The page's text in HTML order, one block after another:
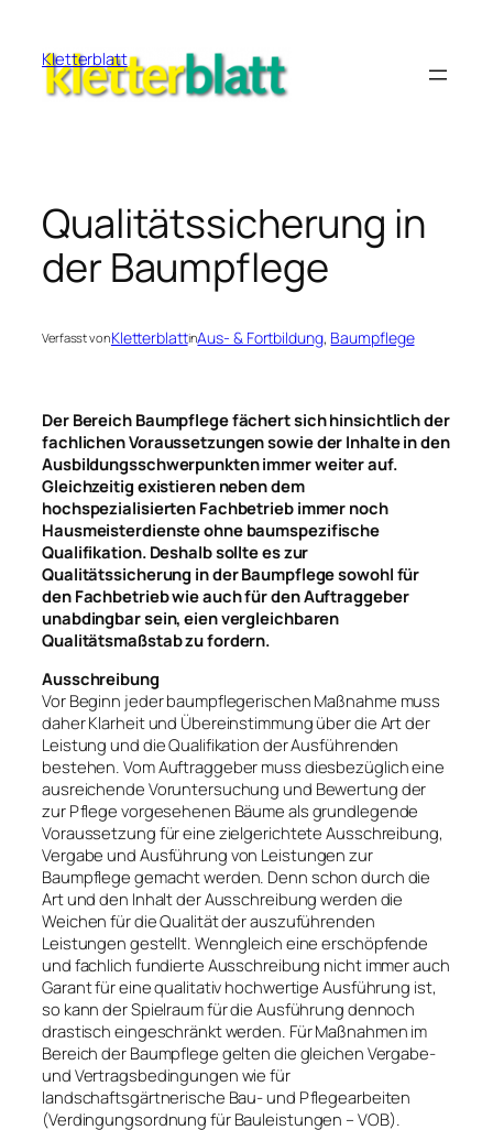
Inhalt
springen
Kletterblatt
Qualitätssicherung in
der Baumpflege
Verfasst vonKletterblattinAus- & Fortbildung, Baumpflege
Der Bereich Baumpflege fächert sich hinsichtlich der
fachlichen Voraussetzungen sowie der Inhalte in den
Ausbildungsschwerpunkten immer weiter auf.
Gleichzeitig existieren neben dem
hochspezialisierten Fachbetrieb immer noch
Hausmeisterdienste ohne baumspezifische
Qualifikation. Deshalb sollte es zur
Qualitätssicherung in der Baumpflege sowohl für
den Fachbetrieb wie auch für den Auftraggeber
unabdingbar sein, eien vergleichbaren
Qualitätsmaßstab zu fordern.
Ausschreibung
Vor Beginn jeder baumpflegerischen Maßnahme muss
daher Klarheit und Übereinstimmung über die Art der
Leistung und die Qualifikation der Ausführenden
bestehen. Vom Auftraggeber muss diesbezüglich eine
ausreichende Voruntersuchung und Bewertung der
zur Pflege vorgesehenen Bäume als grundlegende
Voraussetzung für eine zielgerichtete Ausschreibung,
Vergabe und Ausführung von Leistungen zur
Baumpflege gemacht werden. Denn schon durch die
Art und den Inhalt der Ausschreibung werden die
Weichen für die Qualität der auszuführenden
Leistungen gestellt. Wenngleich eine erschöpfende
und fachlich fundierte Ausschreibung nicht immer auch
Garant für eine qualitativ hochwertige Ausführung ist,
so kann der Spielraum für die Ausführung dennoch
drastisch eingeschränkt werden. Für Maßnahmen im
Bereich der Baumpflege gelten die gleichen Vergabe-
und Vertragsbedingungen wie für
landschaftsgärtnerische Bau- und Pflegearbeiten
(Verdingungsordnung für Bauleistungen – VOB).